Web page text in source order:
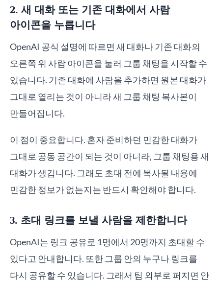
2. 새 대화 또는 기존 대화에서 사람
아이콘을 누릅니다
OpenAI 공식 설명에 따르면 새 대화나 기존 대화의
오른쪽 위 사람 아이콘을 눌러 그룹 채팅을 시작할 수
있습니다. 기존 대화에 사람을 추가하면 원본 대화가
그대로 열리는 것이 아니라 새 그룹 채팅 복사본이
만들어집니다.
이 점이 중요합니다. 혼자 준비하던 민감한 대화가
그대로 공동 공간이 되는 것이 아니라, 그룹 채팅용 새
대화가 생깁니다. 그래도 초대 전에 복사될 내용에
민감한 정보가 없는지는 반드시 확인해야 합니다.
3. 초대 링크를 보낼 사람을 제한합니다
OpenAI는 링크 공유로 1명에서 20명까지 초대할 수
있다고 안내합니다. 또한 그룹 안의 누구나 링크를
다시 공유할 수 있습니다. 그래서 팀 외부로 퍼지면 안